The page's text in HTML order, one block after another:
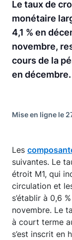
Le taux de
monétaire
4,1 % en
novembre,
cours de la
en décembre.
Mise en ligne le
Les
suivantes. Le
étroit M1, qui
circulation et
s’établir à 0,6
novembre. Le
à court terme
s’est inscrit en